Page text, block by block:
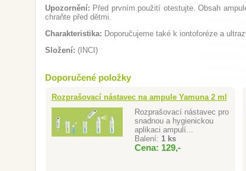
Upozornění: Před prvním použití otestujte. Obsah
chraňte před dětmi.
Charakteristika: Doporučujeme také k iontoforéze a
Složení: (INCI)
Doporučené položky
Rozprašovací nástavec na ampule Yamuna 2 ml
Rozprašovací nástavec pro
snadnou a hygienickou
aplikaci ampulí...
Balení: 1 ks
Cena: 129,-